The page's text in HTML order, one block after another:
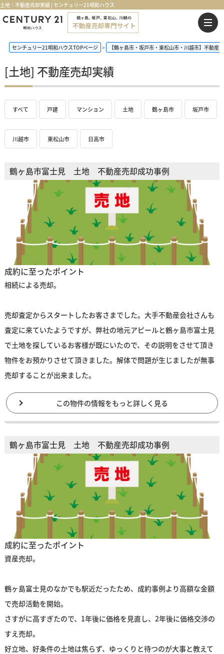
土地｜不動産売却実績 | センチュリー21明和ハウス
センチュリー21明和ハウスTOPページ 【鶴ヶ島市・坂戸市・東松山市・川越市】不動産
[土地] 不動産売却実績
すべて 戸建 マンション 土地 鶴ヶ島市 坂戸市
川越市 東松山市 日高市
鶴ヶ島市富士見 土地 不動産売却成功事例
成約に至ったポイント
相続による売却。
売却査定からスタートしたお客さまでした。大手不動産会社さんも
査定に来ていたようですが、弊社の地元アピールと鶴ヶ島市富士見
で土地を探しているお客様が既にいたので、その説明をさせて頂き
物件をお預かりさせて頂きました。解体で問題が生じましたが無事
売却することが出来ました。
この物件の情報をもっと詳しく見る
鶴ヶ島市富士見 土地 不動産売却成功事例
成約に至ったポイント
資産売却。
鶴ヶ島富士見のなかでも駅近だったため、成約事例より高額な金額
で売却活動を開始。
さすがに高すぎたので、1年後に価格を見直し、2年後に価格交渉の
すえ売却。
好立地、好条件の土地は焦らず、ゆっくりと待つのが大事と教えて